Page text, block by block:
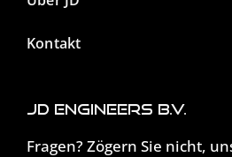
Kontakt
JD Engineers B.V.
Fragen? Zögern Sie nicht,